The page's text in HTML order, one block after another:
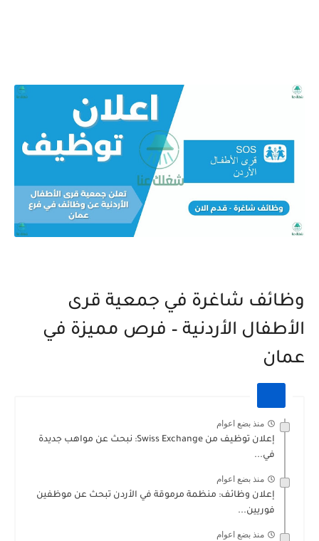
وظائف شاغرة في جمعية قرى
الأطفال الأردنية – فرص مميزة في
عمان
منذ بضع اعوام
إعلان توظيف من Swiss Exchange: نبحث عن مواهب جديدة
في...
منذ بضع اعوام
إعلان وظائف: منظمة مرموقة في الأردن تبحث عن موظفين
فوريين...
منذ بضع اعوام